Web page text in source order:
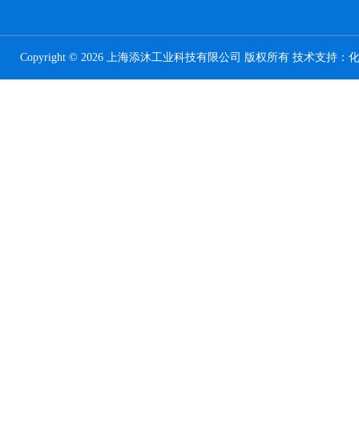
Copyright © 2026 上海添沐工业科技有限公司 版权所有 技术支持：